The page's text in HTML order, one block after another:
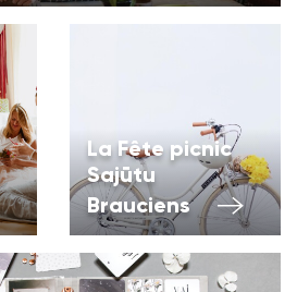
La Fête picnic
Sajūtu
Brauciens